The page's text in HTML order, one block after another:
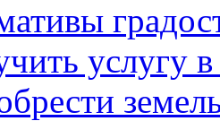
услугу в